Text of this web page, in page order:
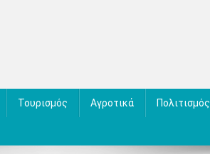
Τουρισμός Αγροτικά Πολιτισμός